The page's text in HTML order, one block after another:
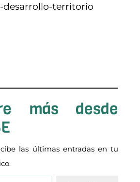
desarrollo-territorio
más desde
las últimas entradas en tu